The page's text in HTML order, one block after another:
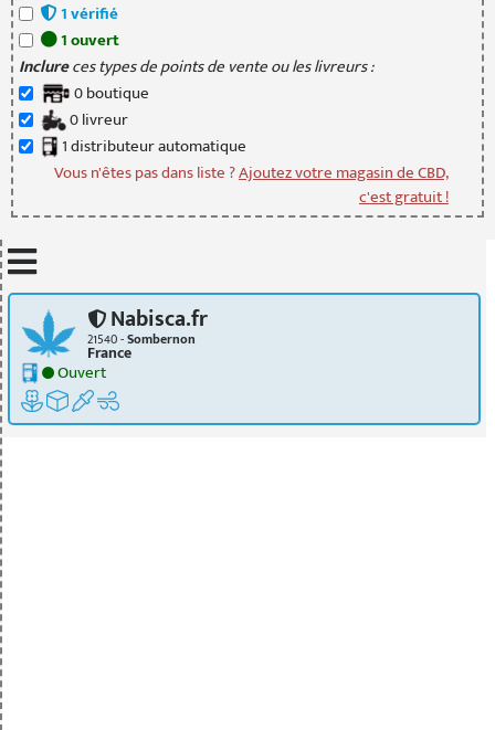
1vérifié
1ouvert
Inclureces types de points de vente ou les livreurs :
0boutique
0livreur
1distributeurautomatique
Vous n'êtes pas dans liste ?Ajoutez votre magasin de CBD,
c'est gratuit !
Nabisca.fr
21540 -Sombernon
France
Ouvert